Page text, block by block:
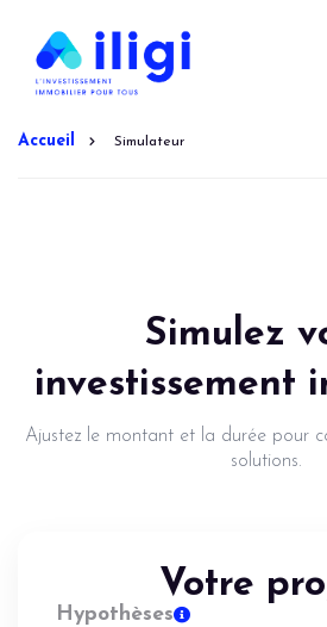
Accueil Simulateur
Simulez
investissement
Ajustez le montant et la durée pour
solutions.
Votre
Hypothèses